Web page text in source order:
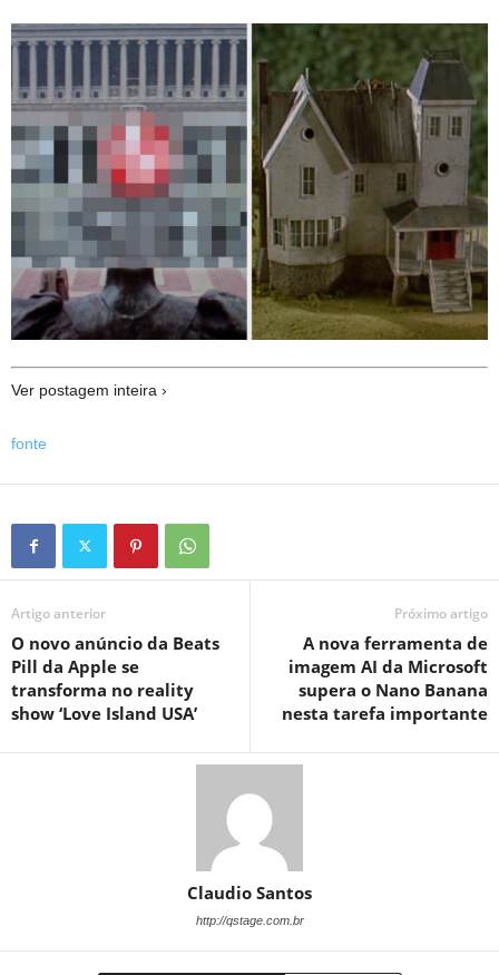
Ver postagem inteira ›
fonte
Artigo anterior
O novo anúncio da Beats
Pill da Apple se
transforma no reality
show ‘Love Island USA’
Próximo artigo
A nova ferramenta de
imagem AI da Microsoft
supera o Nano Banana
nesta tarefa importante
Claudio Santos
http://qstage.com.br